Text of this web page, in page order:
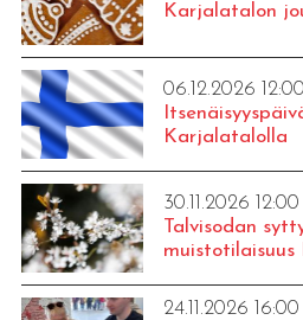
Karjalatalon
06.12.2026
Karjalatalolla
30.11.2026
Talvisodan
muistotilaisuus
24.11.2026